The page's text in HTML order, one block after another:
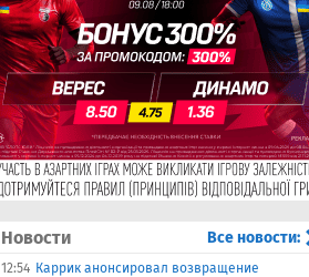
Новости Все новости:
12:54 Каррик анонсировал возвращение